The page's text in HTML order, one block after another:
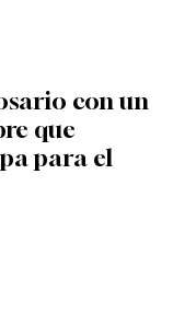
con un
que
para el